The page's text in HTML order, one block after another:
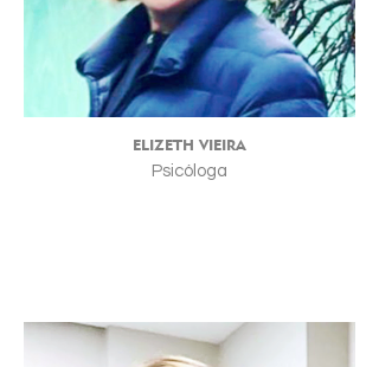
ELIZETH VIEIRA
Psicóloga